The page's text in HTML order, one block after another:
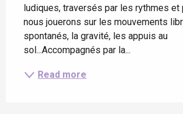
ludiques, traversés par les rythmes et
nous jouerons sur les mouvements
spontanés, la gravité, les appuis au
sol...Accompagnés par la...
Read more